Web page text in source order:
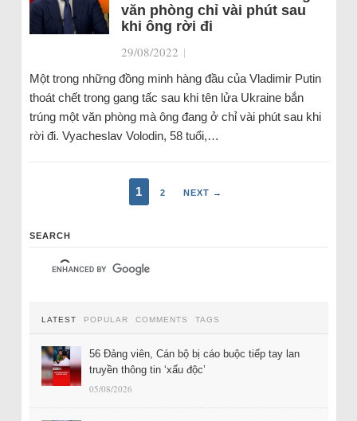
văn phòng chỉ vài phút sau
khi ông rời đi
29/08/2022 |
Một trong những đồng minh hàng đầu của Vladimir Putin
thoát chết trong gang tấc sau khi tên lửa Ukraine bắn
trúng một văn phòng mà ông đang ở chỉ vài phút sau khi
rời đi. Vyacheslav Volodin, 58 tuổi,…
1 2 NEXT →
SEARCH
LATEST POPULAR COMMENTS TAGS
56 Đảng viên, Cán bộ bị cáo buộc tiếp tay lan
truyền thông tin ‘xấu độc’
05/08/2026